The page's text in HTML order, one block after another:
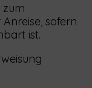
zum
sofern
ist.